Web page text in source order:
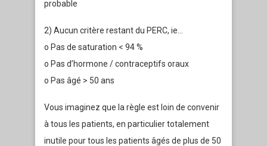
probable
2) Aucun critère restant du PERC, ie…
o Pas de saturation < 94 %
o Pas d’hormone / contraceptifs oraux
o Pas âgé > 50 ans
Vous imaginez que la règle est loin de convenir
à tous les patients, en particulier totalement
inutile pour tous les patients âgés de plus de 50